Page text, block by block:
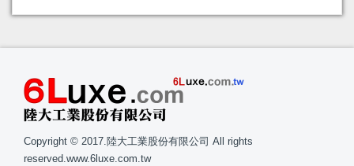
Copyright © 2017.陸大工業股份有限公司 All rights
reserved.www.6luxe.com.tw